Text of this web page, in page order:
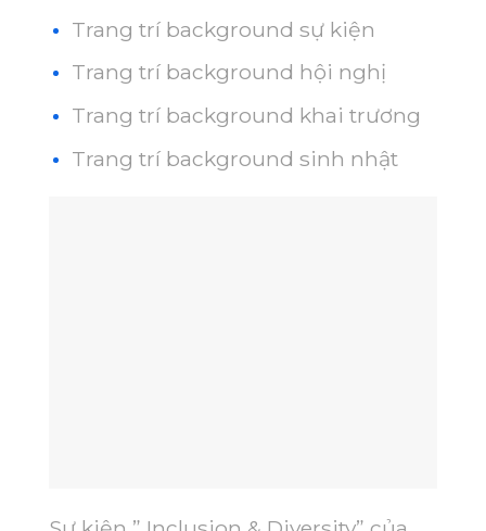
Trang trí background sự kiện
Trang trí background hội nghị
Trang trí background khai trương
Trang trí background sinh nhật